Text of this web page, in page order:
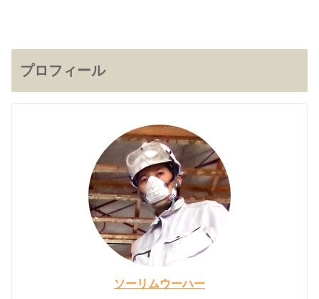
プロフィール
ソーリムウーハー